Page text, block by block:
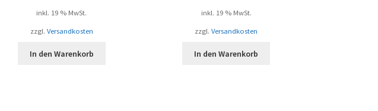
inkl. 19 % MwSt.
zzgl. Versandkosten
In den Warenkorb
inkl. 19 % MwSt.
zzgl.Versandkosten
In den Warenkorb